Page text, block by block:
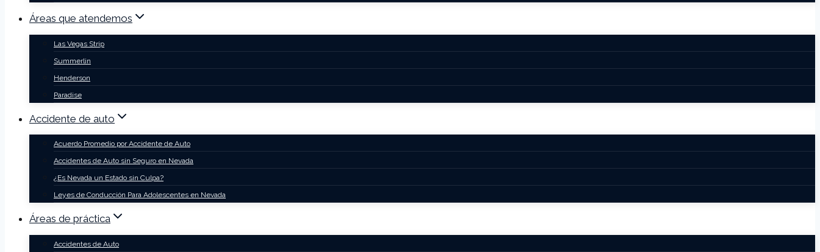
Áreas que atendemos
Las Vegas Strip
Summerlin
Henderson
Paradise
Accidente de auto
Acuerdo Promedio por Accidente de Auto
Accidentes de Auto sin Seguro en Nevada
¿Es Nevada un Estado sin Culpa?
Leyes de Conducción Para Adolescentes en Nevada
Áreas de práctica
Accidentes de Auto